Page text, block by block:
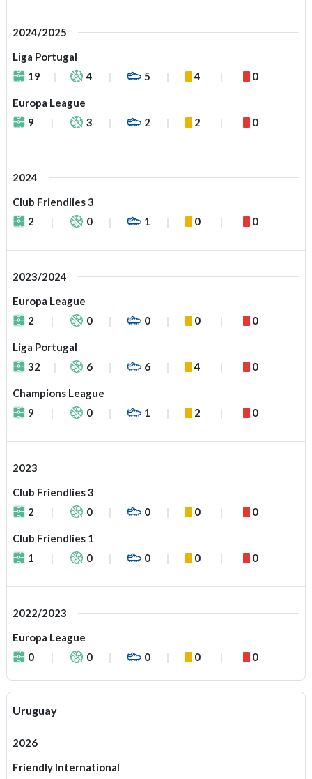
2024/2025
Liga Portugal
19
4 5 4 0
Europa League
9
3 2 2 0
2024
Club Friendlies 3
2
0 1 0 0
2023/2024
Europa League
2
0 0 0 0
Liga Portugal
32
6 6 4 0
Champions League
9
0 1 2 0
2023
Club Friendlies 3
2
0 0 0 0
Club Friendlies 1
1
0 0 0 0
2022/2023
Europa League
0
0 0 0 0
Uruguay
2026
Friendly International